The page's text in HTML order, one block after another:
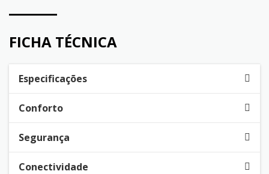
FICHA TÉCNICA
Especificações
Conforto
Segurança
Conectividade